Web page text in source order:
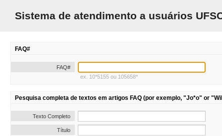
Sistema de atendimento a usuários
FAQ#
FAQ#
ex. 10*5155 ou 105658*
Pesquisa completa de textos em artigos FAQ (por exemplo, "Jo*o" or
Texto Completo
Título